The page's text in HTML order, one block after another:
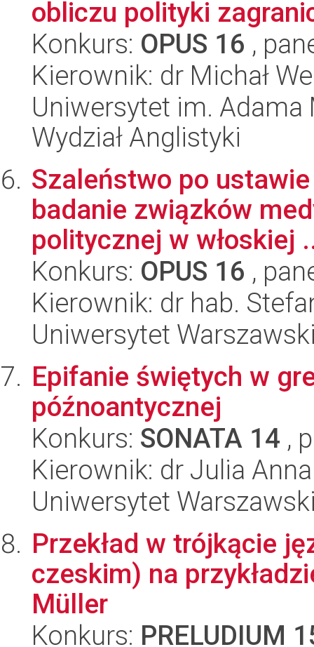
obliczu polityki
Konkurs: OPUS 16 ,
Kierownik: dr Michał
Uniwersytet im.
Wydział Anglistyki
Szaleństwo po
badanie związków
politycznej w włoskiej
Konkurs: OPUS 16 ,
Kierownik: dr hab.
Uniwersytet
Epifanie świętych w
późnoantycznej
Konkurs: SONATA 14 ,
Kierownik: dr Julia
Uniwersytet
Przekład w trójkącie
czeskim) na
Müller
Konkurs: PRELUDIUM